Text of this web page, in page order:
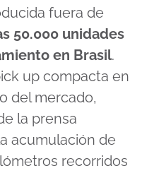
fuera de
50.000 unidades
en Brasil.
up compacta en
del mercado,
la prensa
acumulación de
recorridos